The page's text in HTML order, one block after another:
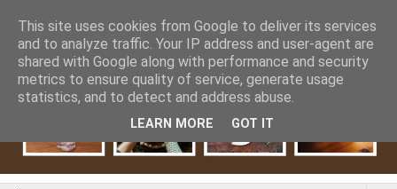
This site uses cookies from Google to deliver its services
and to analyze traffic. Your IP address and user-agent are
shared with Google along with performance and security
metrics to ensure quality of service, generate usage
statistics, and to detect and address abuse.
LEARN MORE GOT IT